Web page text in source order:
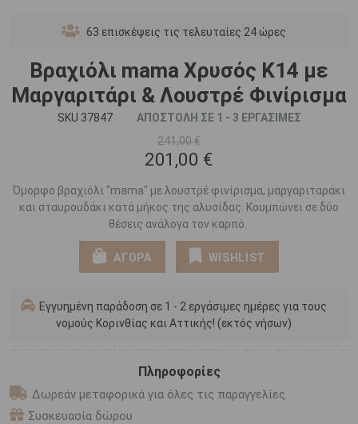
63 επισκέψεις τις τελευταίες 24 ώρες
Βραχιόλι mama Χρυσός Κ14 με
Μαργαριτάρι & Λουστρέ Φινίρισμα
SKU 37847
ΑΠΟΣΤΟΛΗ ΣΕ 1 - 3 ΕΡΓΑΣΙΜΕΣ
241,00 €
201,00 €
Όμορφο βραχιόλι "mama" με λουστρέ φινίρισμα, μαργαριταράκι
και σταυρουδάκι κατά μήκος της αλυσίδας. Κουμπώνει σε δύο
θέσεις ανάλογα τον καρπό.
ΑΓΟΡΑ WISHLIST
Εγγυημένη παράδοση σε 1 - 2 εργάσιμες ημέρες για τους
νομούς Κορινθίας και Αττικής! (εκτός νήσων)
Πληροφορίες
Δωρεάν μεταφορικά για όλες τις παραγγελίες
Συσκευασία δώρου